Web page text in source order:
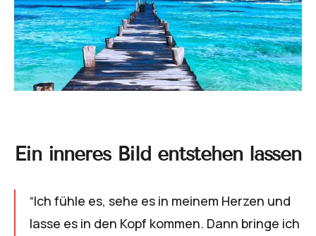
Ein inneres Bild entstehen lassen
“Ich fühle es, sehe es in meinem Herzen und
lasse es in den Kopf kommen. Dann bringe ich